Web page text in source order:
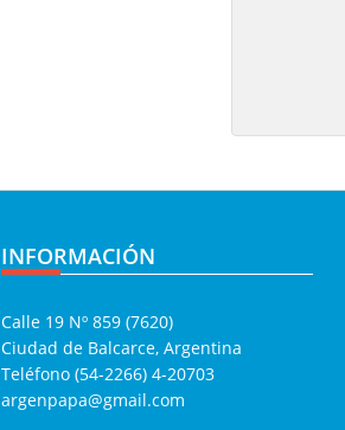
INFORMACIÓN
Calle 19 Nº 859 (7620)
Ciudad de Balcarce, Argentina
Teléfono (54-2266) 4-20703
argenpapa@gmail.com